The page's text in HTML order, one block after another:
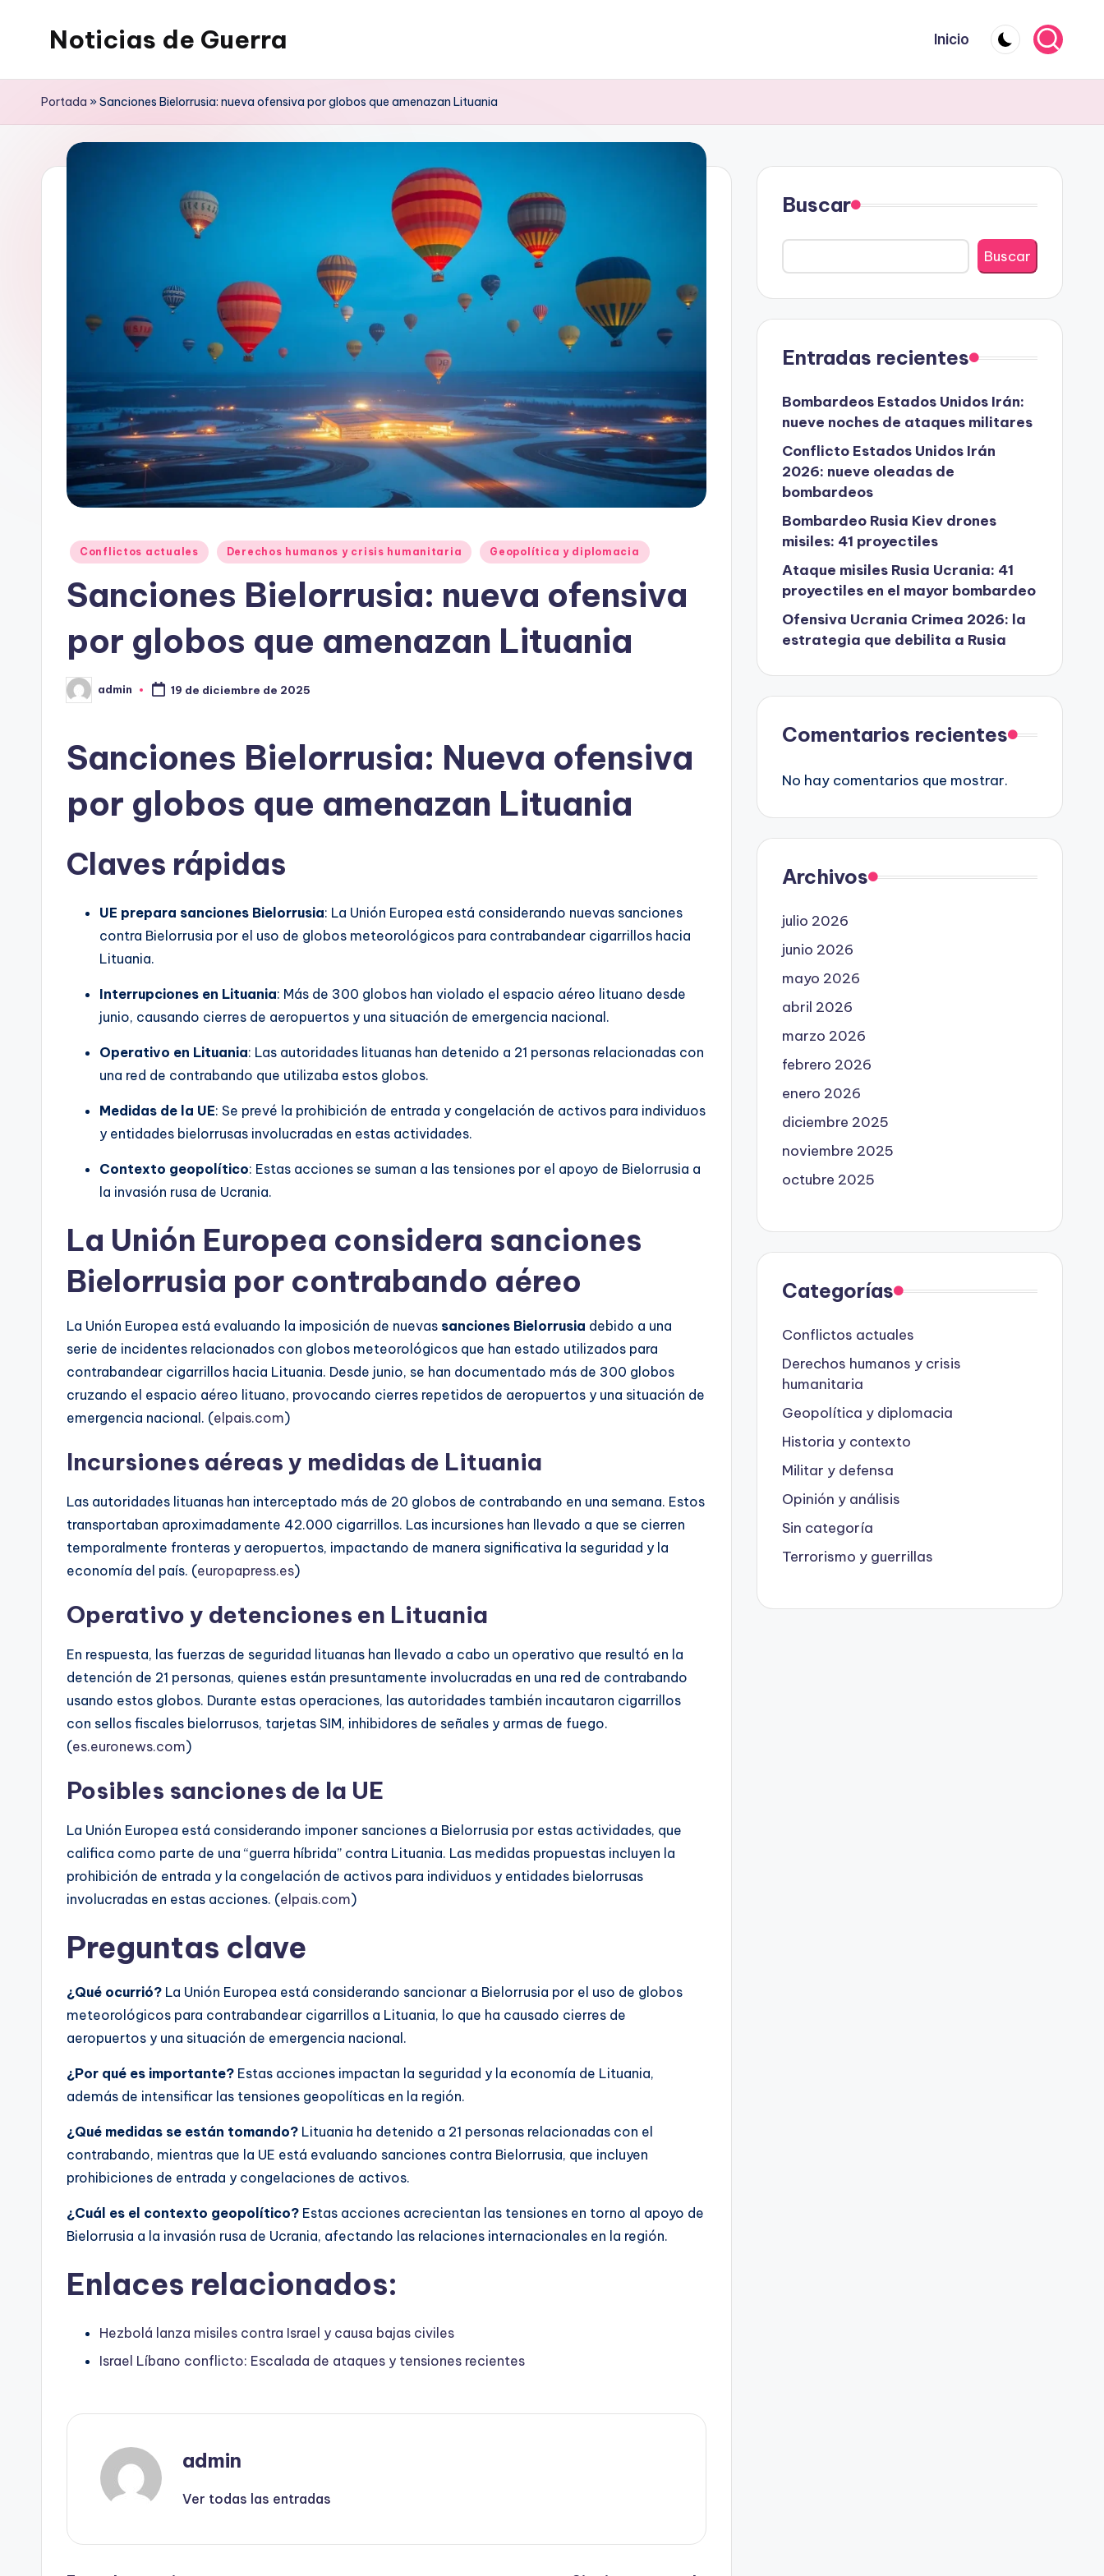
Noticias de Guerra Inicio
Portada »Sanciones Bielorrusia: nueva ofensiva por globos que amenazan Lituania
Publicado
Conflictos actuales Derechos humanos y crisis humanitaria Geopolítica y diplomacia
Sanciones Bielorrusia: nueva ofensiva
por globos que amenazan Lituania
Publicado
por
admin 19 de diciembre de 2025
Sanciones Bielorrusia: Nueva ofensiva
por globos que amenazan Lituania
Claves rápidas
UE prepara sanciones Bielorrusia: La Unión Europea está considerando nuevas sanciones
contra Bielorrusia por el uso de globos meteorológicos para contrabandear cigarrillos hacia
Lituania.
Interrupciones en Lituania: Más de 300 globos han violado el espacio aéreo lituano desde
junio, causando cierres de aeropuertos y una situación de emergencia nacional.
Operativo en Lituania: Las autoridades lituanas han detenido a 21 personas relacionadas con
una red de contrabando que utilizaba estos globos.
Medidas de la UE: Se prevé la prohibición de entrada y congelación de activos para individuos
y entidades bielorrusas involucradas en estas actividades.
Contexto geopolítico: Estas acciones se suman a las tensiones por el apoyo de Bielorrusia a
la invasión rusa de Ucrania.
La Unión Europea considera sanciones
Bielorrusia por contrabando aéreo
La Unión Europea está evaluando la imposición de nuevas sanciones Bielorrusia debido a una
serie de incidentes relacionados con globos meteorológicos que han estado utilizados para
contrabandear cigarrillos hacia Lituania. Desde junio, se han documentado más de 300 globos
cruzando el espacio aéreo lituano, provocando cierres repetidos de aeropuertos y una situación de
emergencia nacional. (elpais.com)
Incursiones aéreas y medidas de Lituania
Las autoridades lituanas han interceptado más de 20 globos de contrabando en una semana. Estos
transportaban aproximadamente 42.000 cigarrillos. Las incursiones han llevado a que se cierren
temporalmente fronteras y aeropuertos, impactando de manera significativa la seguridad y la
economía del país. (europapress.es)
Operativo y detenciones en Lituania
En respuesta, las fuerzas de seguridad lituanas han llevado a cabo un operativo que resultó en la
detención de 21 personas, quienes están presuntamente involucradas en una red de contrabando
usando estos globos. Durante estas operaciones, las autoridades también incautaron cigarrillos
con sellos fiscales bielorrusos, tarjetas SIM, inhibidores de señales y armas de fuego.
(es.euronews.com)
Posibles sanciones de la UE
La Unión Europea está considerando imponer sanciones a Bielorrusia por estas actividades, que
califica como parte de una “guerra híbrida” contra Lituania. Las medidas propuestas incluyen la
prohibición de entrada y la congelación de activos para individuos y entidades bielorrusas
involucradas en estas acciones. (elpais.com)
Preguntas clave
¿Qué ocurrió? La Unión Europea está considerando sancionar a Bielorrusia por el uso de globos
meteorológicos para contrabandear cigarrillos a Lituania, lo que ha causado cierres de
aeropuertos y una situación de emergencia nacional.
¿Por qué es importante? Estas acciones impactan la seguridad y la economía de Lituania,
además de intensificar las tensiones geopolíticas en la región.
¿Qué medidas se están tomando? Lituania ha detenido a 21 personas relacionadas con el
contrabando, mientras que la UE está evaluando sanciones contra Bielorrusia, que incluyen
prohibiciones de entrada y congelaciones de activos.
¿Cuál es el contexto geopolítico? Estas acciones acrecientan las tensiones en torno al apoyo de
Bielorrusia a la invasión rusa de Ucrania, afectando las relaciones internacionales en la región.
Enlaces relacionados:
Hezbolá lanza misiles contra Israel y causa bajas civiles
Israel Líbano conflicto: Escalada de ataques y tensiones recientes
admin
Ver todas las entradas
Buscar
Buscar
Entradas recientes
Bombardeos Estados Unidos Irán:
nueve noches de ataques militares
Conflicto Estados Unidos Irán
2026: nueve oleadas de
bombardeos
Bombardeo Rusia Kiev drones
misiles: 41 proyectiles
Ataque misiles Rusia Ucrania: 41
proyectiles en el mayor bombardeo
Ofensiva Ucrania Crimea 2026: la
estrategia que debilita a Rusia
Comentarios recientes
No hay comentarios que mostrar.
Archivos
julio 2026
junio 2026
mayo 2026
abril 2026
marzo 2026
febrero 2026
enero 2026
diciembre 2025
noviembre 2025
octubre 2025
Categorías
Conflictos actuales
Derechos humanos y crisis
humanitaria
Geopolítica y diplomacia
Historia y contexto
Militar y defensa
Opinión y análisis
Sin categoría
Terrorismo y guerrillas